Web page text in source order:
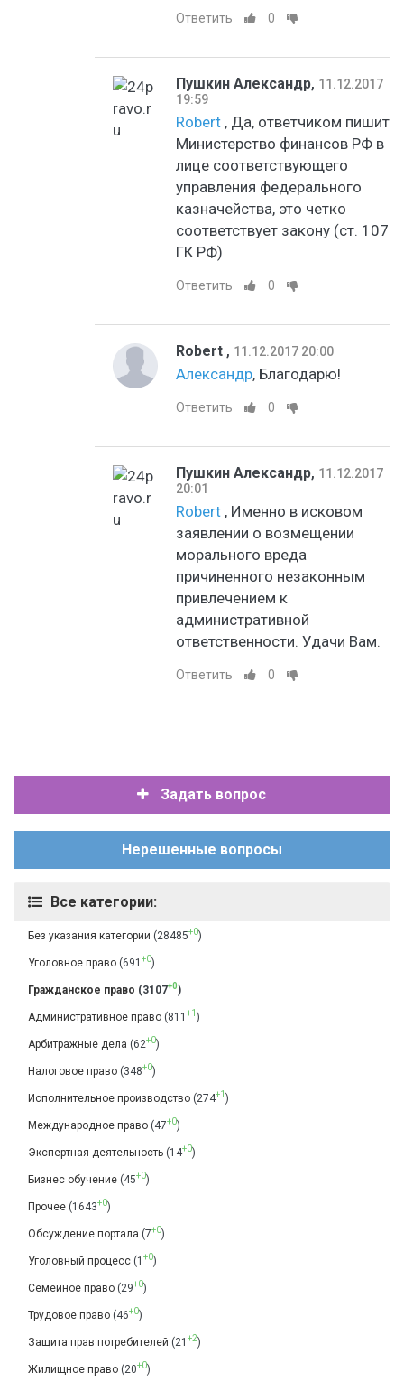
Ответить 0
Пушкин Александр, 11.12.2017
19:59
Robert , Да, ответчиком пишите
Министерство финансов РФ в
лице соответствующего
управления федерального
казначейства, это четко
соответствует закону (ст. 1070
ГК РФ)
Ответить 0
Robert , 11.12.2017 20:00
Александр, Благодарю!
Ответить 0
Пушкин Александр, 11.12.2017
20:01
Robert , Именно в исковом
заявлении о возмещении
морального вреда
причиненного незаконным
привлечением к
административной
ответственности. Удачи Вам.
Ответить 0
Задать вопрос
Нерешенные вопросы
Все категории:
Без указания категории (28485+0)
Уголовное право (691 +0)
Гражданское право (3107+0)
Административное право (811 +1 )
Арбитражные дела (62+0)
Налоговое право (348+0)
Исполнительное производство (274+1 )
Международное право (47+0)
Экспертная деятельность (14+0)
Бизнес обучение (45+0)
Прочее (1643+0)
Обсуждение портала (7+0)
Уголовный процесс (1 +0)
Семейное право (29+0)
Трудовое право (46+0)
Защита прав потребителей (21 +2)
Жилищное право (20+0)